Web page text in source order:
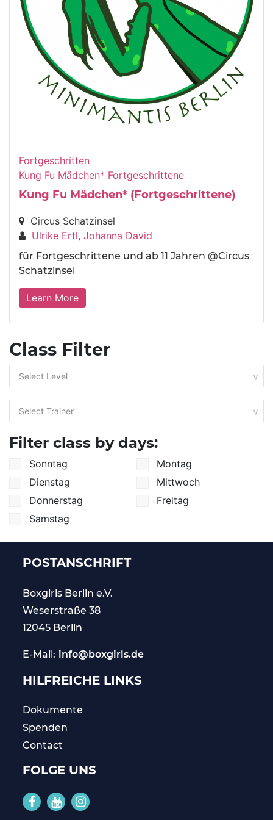
Fortgeschritten
Kung Fu Mädchen* Fortgeschrittene
Kung Fu Mädchen* (Fortgeschrittene)
Circus Schatzinsel
Ulrike Ertl, Johanna David
für Fortgeschrittene und ab 11 Jahren @Circus
Schatzinsel
Learn More
Class Filter
Filter class by days:
Sonntag
Montag
Dienstag
Mittwoch
Donnerstag
Freitag
Samstag
POSTANSCHRIFT
Boxgirls Berline.V.
Weserstraße 38
12045 Berlin
E-Mail: info@boxgirls.de
HILFREICHE LINKS
Dokumente
Spenden
Contact
FOLGE UNS